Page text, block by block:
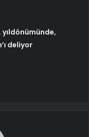
yıldönümünde,
deliyor